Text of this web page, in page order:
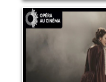
OPERA
LIRE